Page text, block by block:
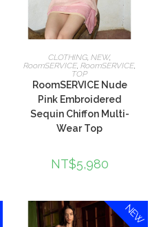
加入購物車
CLOTHING ,NEW,
RoomSERVICE ,RoomSERVICE
TOP
RoomSERVICE Nude
Pink Embroidered
Sequin Chiffon Multi-
Wear Top
NT$5,980
NEW